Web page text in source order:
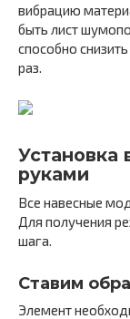
вибрацию
быть лист
способно
раз.
Установка
руками
Все навесные
Для получения
шага.
Ставим
Элемент